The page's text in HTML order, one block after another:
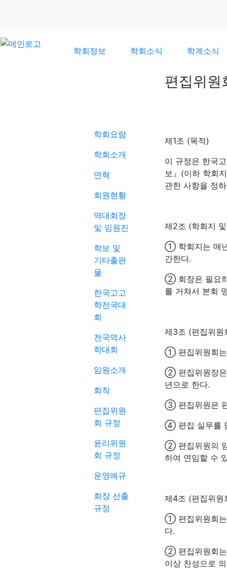
학회정보 학회소식 학계소식
학회요람
학회소개
연혁
회원현황
역대회장
및 임원진
학보 및
기타출판
물
한국고고
학전국대
회
전국역사
학대회
임원소개
회칙
편집위원
회 규정
윤리위원
회 규정
운영예규
회장 선출
규정
편집위원
제1조 (목적)
이 규정은 한국
보』(이하 학회
관한 사항을 정
제2조 (학회지
① 학회지는 매
간한다.
② 회장은 필요
를 거쳐서 본회
제3조 (편집위원
① 편집위원회는
② 편집위원장은
년으로 한다.
③ 편집위원은
④ 편집 실무를
② 편집위원의
하여 연임할 수
제4조 (편집위원
① 편집위원회는
다.
② 편집위원회는
이상 찬성으로